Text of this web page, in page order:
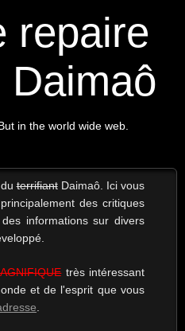
repaire
Daimaô
in the world wide web.
duterrifiantDaimaô. Ici vous
des critiques
informations sur divers
très intéressant
et de l'esprit que vous